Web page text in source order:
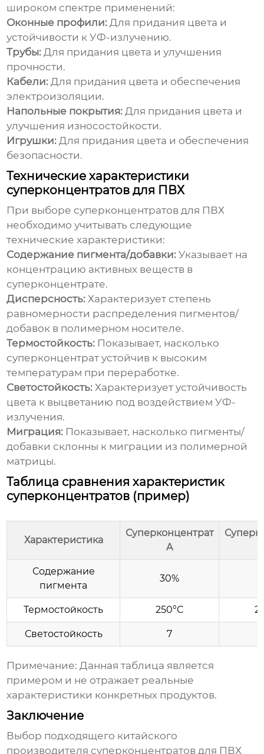
широком спектре применений:
Оконные профили: Для придания цвета и
устойчивости к УФ-излучению.
Трубы: Для придания цвета и улучшения
прочности.
Кабели: Для придания цвета и обеспечения
электроизоляции.
Напольные покрытия: Для придания цвета и
улучшения износостойкости.
Игрушки: Для придания цвета и обеспечения
безопасности.
Технические характеристики
суперконцентратов для ПВХ
При выборе суперконцентратов для ПВХ
необходимо учитывать следующие
технические характеристики:
Содержание пигмента/добавки: Указывает на
концентрацию активных веществ в
суперконцентрате.
Дисперсность: Характеризует степень
равномерности распределения пигментов/
добавок в полимерном носителе.
Термостойкость: Показывает, насколько
суперконцентрат устойчив к высоким
температурам при переработке.
Светостойкость: Характеризует устойчивость
цвета к выцветанию под воздействием УФ-
излучения.
Миграция: Показывает, насколько пигменты/
добавки склонны к миграции из полимерной
матрицы.
Таблица сравнения характеристик
суперконцентратов (пример)
Характеристика
Суперконцентрат
A
Содержание
пигмента
30%
Термостойкость 250°C
Светостойкость 7
Примечание: Данная таблица является
примером и не отражает реальные
характеристики конкретных продуктов.
Заключение
Выбор подходящего китайского
производителя суперконцентратов для ПВХ